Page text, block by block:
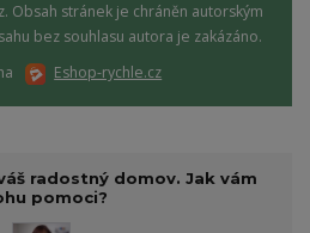
Obsah stránek je chráněn autorským
bez souhlasu autora je zakázáno.
Eshop-rychle.cz
radostný domov. Jak vám
pomoci?